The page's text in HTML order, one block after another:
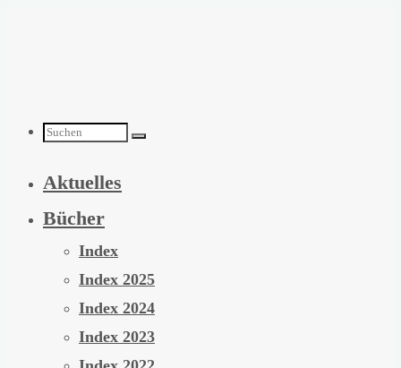
Suchen
nach:
Aktuelles
Bücher
Index
Index 2025
Index 2024
Index 2023